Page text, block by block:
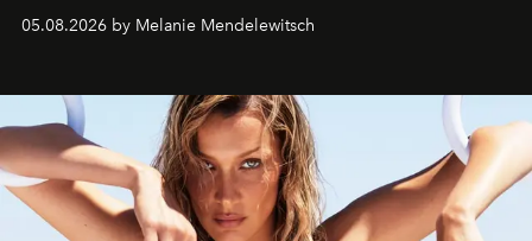
de vivre Romain dans toute son élégance intemporelle.
05.08.2026 by Melanie Mendelewitsch